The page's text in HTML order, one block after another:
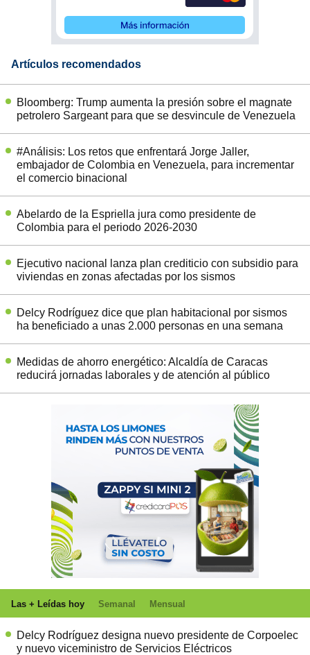
Artículos recomendados
Bloomberg: Trump aumenta la presión sobre el magnate
petrolero Sargeant para que se desvincule de Venezuela
#Análisis: Los retos que enfrentará Jorge Jaller,
embajador de Colombia en Venezuela, para incrementar
el comercio binacional
Abelardo de la Espriella jura como presidente de
Colombia para el periodo 2026-2030
Ejecutivo nacional lanza plan crediticio con subsidio para
viviendas en zonas afectadas por los sismos
Delcy Rodríguez dice que plan habitacional por sismos
ha beneficiado a unas 2.000 personas en una semana
Medidas de ahorro energético: Alcaldía de Caracas
reducirá jornadas laborales y de atención al público
Las + Leídas hoy Semanal Mensual
Delcy Rodríguez designa nuevo presidente de Corpoelec
y nuevo viceministro de Servicios Eléctricos